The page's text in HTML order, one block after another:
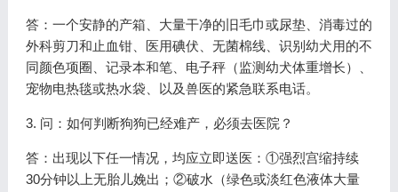
答：一个安静的产箱、大量干净的旧毛巾或尿垫、消毒过的
外科剪刀和止血钳、医用碘伏、无菌棉线、识别幼犬用的不
同颜色项圈、记录本和笔、电子秤（监测幼犬体重增长）、
宠物电热毯或热水袋、以及兽医的紧急联系电话。
3. 问：如何判断狗狗已经难产，必须去医院？
答：出现以下任一情况，均应立即送医：①强烈宫缩持续
30分钟以上无胎儿娩出；②破水（绿色或淡红色液体大量